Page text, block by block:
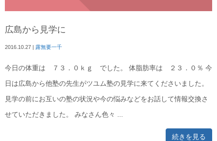
広島から見学に
2016.10.27 | 露無要一千
今日の体重は ７３．０ｋｇ でした。 体脂肪率は ２３．０％ 今
日は広島から他塾の先生がツユム塾の見学に来てくださいました。
見学の前にお互いの塾の状況や今の悩みなどをお話して情報交換さ
せていただきました。 みなさん色々 ...
続きを見る